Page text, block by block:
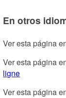
En otros
Ver esta página
Ver esta página
ligne
Ver esta página